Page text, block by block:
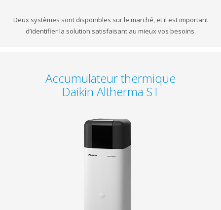
Deux systèmes sont disponibles sur le marché, et il est important
d’identifier la solution satisfaisant au mieux vos besoins.
Accumulateur thermique
Daikin Altherma ST